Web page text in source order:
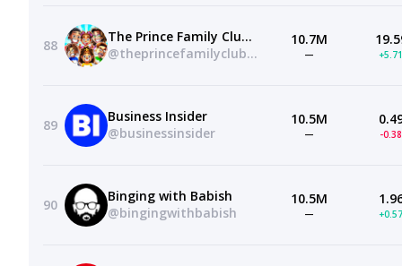
88
The Prince Family Clubhouse
@theprincefamilyclubhouse
10.7M
—
89
Business Insider
@businessinsider
10.5M
— -
90
Binging with Babish
@bingingwithbabish
10.5M
—